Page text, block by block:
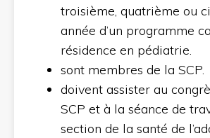
troisième, quatrième ou
année d’un programme
résidence en pédiatrie.
sont membres de la SCP.
doivent assister au
SCP et à la séance de
section de la santé de